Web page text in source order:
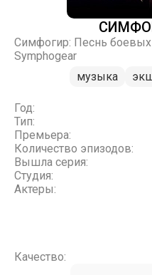
Симфогир: Песнь боевых
Symphogear
музыка
Год:
Тип:
Премьера:
Количество эпизодов:
Вышла серия:
Студия:
Актеры:
Качество: